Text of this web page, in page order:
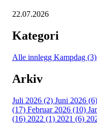
22.07.2026
Kategori
Alle innlegg Kampdag (3)
Arkiv
Juli 2026 (2) Juni 2026 (6)
(17) Februar 2026 (10)
(16) 2022 (1) 2021 (6)